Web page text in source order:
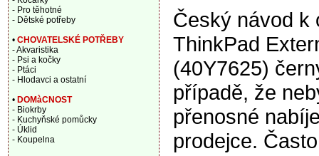
Český návod k
ThinkPad
(40Y7625)
případě, že
přenosné
prodejce.
- Pro těhotné
- Dětské potřeby
• CHOVATELSKÉ POTŘEBY
- Akvaristika
- Psi a kočky
- Ptáci
- Hlodavci a ostatní
• DOMàCNOST
- Biokrby
- Kuchyňské pomůcky
- Úklid
- Koupelna